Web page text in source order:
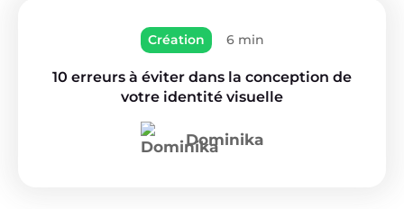
Création 6 min
10 erreurs à éviter dans la conception de
votre identité visuelle
Dominika